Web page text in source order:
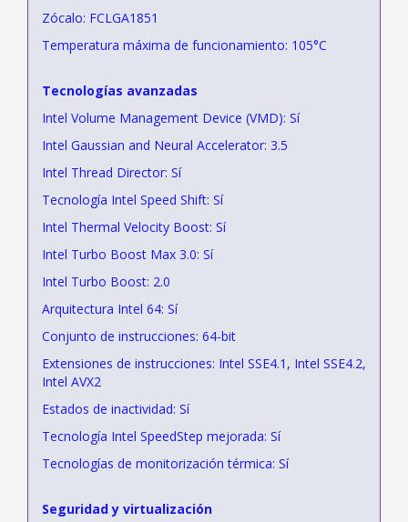
Zócalo: FCLGA1851
Temperatura máxima de funcionamiento: 105°C
Tecnologías avanzadas
Intel Volume Management Device (VMD): Sí
Intel Gaussian and Neural Accelerator: 3.5
Intel Thread Director: Sí
Tecnología Intel Speed Shift: Sí
Intel Thermal Velocity Boost: Sí
Intel Turbo Boost Max 3.0: Sí
Intel Turbo Boost: 2.0
Arquitectura Intel 64: Sí
Conjunto de instrucciones: 64-bit
Extensiones de instrucciones: Intel SSE4.1, Intel SSE4.2,
Intel AVX2
Estados de inactividad: Sí
Tecnología Intel SpeedStep mejorada: Sí
Tecnologías de monitorización térmica: Sí
Seguridad y virtualización